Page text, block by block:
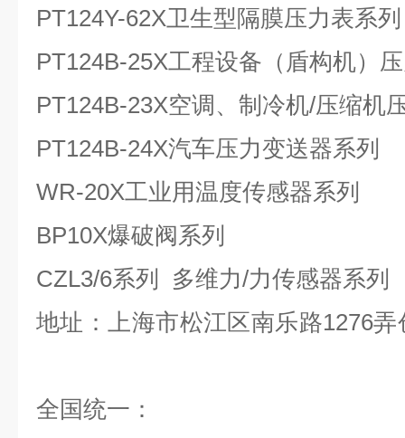
PT124Y-62X卫生型隔膜压力表系列
PT124B-25X工程设备（盾构机）
PT124B-23X空调、制冷机/压缩机
PT124B-24X汽车压力变送器系列
WR-20X工业用温度传感器系列
BP10X爆破阀系列
CZL3/6系列 多维力/力传感器系
地址：上海市松江区南乐路
全国统一：